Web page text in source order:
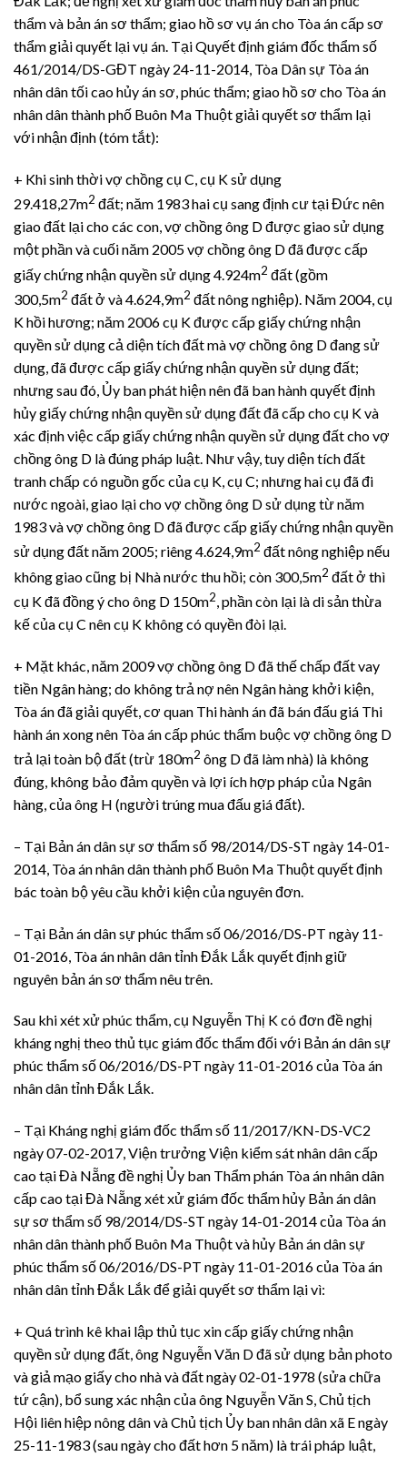
thẩm và bản án sơ thẩm; giao hồ sơ vụ án cho Tòa án cấp sơ
thẩm giải quyết lại vụ án. Tại Quyết định giám đốc thẩm số
461/2014/DS-GĐT ngày 24-11-2014, Tòa Dân sự Tòa án
nhân dân tối cao hủy án sơ, phúc thẩm; giao hồ sơ cho Tòa án
nhân dân thành phố Buôn Ma Thuột giải quyết sơ thẩm lại
với nhận định (tóm tắt):
+ Khi sinh thời vợ chồng cụ C, cụ K sử dụng
29.418,27m2 đất; năm 1983 hai cụ sang định cư tại Đức nên
giao đất lại cho các con, vợ chồng ông D được giao sử dụng
một phần và cuối năm 2005 vợ chồng ông D đã được cấp
giấy chứng nhận quyền sử dụng 4.924m2 đất (gồm
300,5m2 đất ở và 4.624,9m2 đất nông nghiệp). Năm 2004, cụ
K hồi hương; năm 2006 cụ K được cấp giấy chứng nhận
quyền sử dụng cả diện tích đất mà vợ chồng ông D đang sử
dụng, đã được cấp giấy chứng nhận quyền sử dụng đất;
nhưng sau đó, Ủy ban phát hiện nên đã ban hành quyết định
hủy giấy chứng nhận quyền sử dụng đất đã cấp cho cụ K và
xác định việc cấp giấy chứng nhận quyền sử dụng đất cho vợ
chồng ông D là đúng pháp luật. Như vậy, tuy diện tích đất
tranh chấp có nguồn gốc của cụ K, cụ C; nhưng hai cụ đã đi
nước ngoài, giao lại cho vợ chồng ông D sử dụng từ năm
1983 và vợ chồng ông D đã được cấp giấy chứng nhận quyền
sử dụng đất năm 2005; riêng 4.624,9m2 đất nông nghiệp nếu
không giao cũng bị Nhà nước thu hồi; còn 300,5m2 đất ở thì
cụ K đã đồng ý cho ông D 150m2, phần còn lại là di sản thừa
kế của cụ C nên cụ K không có quyền đòi lại.
+ Mặt khác, năm 2009 vợ chồng ông D đã thế chấp đất vay
tiền Ngân hàng; do không trả nợ nên Ngân hàng khởi kiện,
Tòa án đã giải quyết, cơ quan Thi hành án đã bán đấu giá Thi
hành án xong nên Tòa án cấp phúc thẩm buộc vợ chồng ông D
trả lại toàn bộ đất (trừ 180m2 ông D đã làm nhà) là không
đúng, không bảo đảm quyền và lợi ích hợp pháp của Ngân
hàng, của ông H (người trúng mua đấu giá đất).
– Tại Bản án dân sự sơ thẩm số 98/2014/DS-ST ngày 14-01-
2014, Tòa án nhân dân thành phố Buôn Ma Thuột quyết định
bác toàn bộ yêu cầu khởi kiện của nguyên đơn.
– Tại Bản án dân sự phúc thẩm số 06/2016/DS-PT ngày 11-
01-2016, Tòa án nhân dân tỉnh Đắk Lắk quyết định giữ
nguyên bản án sơ thẩm nêu trên.
Sau khi xét xử phúc thẩm, cụ Nguyễn Thị K có đơn đề nghị
kháng nghị theo thủ tục giám đốc thẩm đối với Bản án dân sự
phúc thẩm số 06/2016/DS-PT ngày 11-01-2016 của Tòa án
nhân dân tỉnh Đắk Lắk.
– Tại Kháng nghị giám đốc thẩm số 11/2017/KN-DS-VC2
ngày 07-02-2017, Viện trưởng Viện kiểm sát nhân dân cấp
cao tại Đà Nẵng đề nghị Ủy ban Thẩm phán Tòa án nhân dân
cấp cao tại Đà Nẵng xét xử giám đốc thẩm hủy Bản án dân
sự sơ thẩm số 98/2014/DS-ST ngày 14-01-2014 của Tòa án
nhân dân thành phố Buôn Ma Thuột và hủy Bản án dân sự
phúc thẩm số 06/2016/DS-PT ngày 11-01-2016 của Tòa án
nhân dân tỉnh Đắk Lắk để giải quyết sơ thẩm lại vì:
+ Quá trình kê khai lập thủ tục xin cấp giấy chứng nhận
quyền sử dụng đất, ông Nguyễn Văn D đã sử dụng bản photo
và giả mạo giấy cho nhà và đất ngày 02-01-1978 (sửa chữa
tứ cận), bổ sung xác nhận của ông Nguyễn Văn S, Chủ tịch
Hội liên hiệp nông dân và Chủ tịch Ủy ban nhân dân xã E ngày
25-11-1983 (sau ngày cho đất hơn 5 năm) là trái pháp luật,